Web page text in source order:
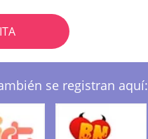
se registran aquí: